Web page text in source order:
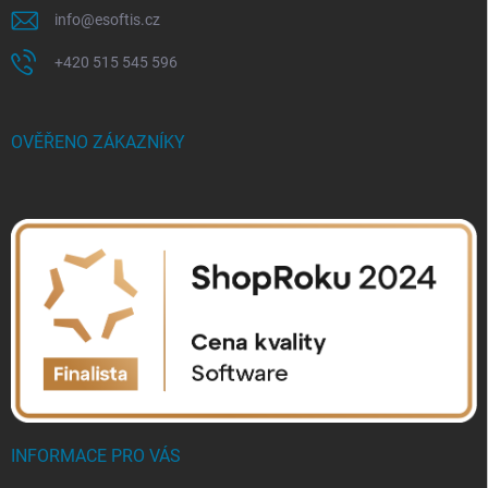
info@esoftis.cz
+420 515 545 596
OVĚŘENO ZÁKAZNÍKY
INFORMACE PRO VÁS